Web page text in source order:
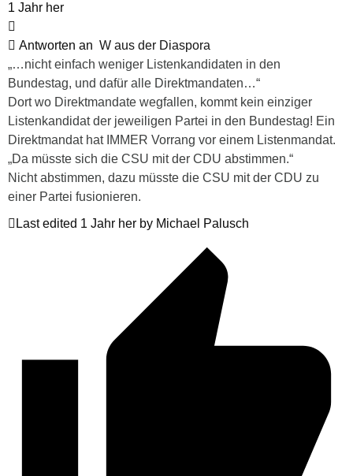
1 Jahr her
Antworten an W aus der Diaspora
„…nicht einfach weniger Listenkandidaten in den
Bundestag, und dafür alle Direktmandaten…“
Dort wo Direktmandate wegfallen, kommt kein einziger
Listenkandidat der jeweiligen Partei in den Bundestag! Ein
Direktmandat hat IMMER Vorrang vor einem Listenmandat.
„Da müsste sich die CSU mit der CDU abstimmen.“
Nicht abstimmen, dazu müsste die CSU mit der CDU zu
einer Partei fusionieren.
Last edited 1 Jahr her by Michael Palusch